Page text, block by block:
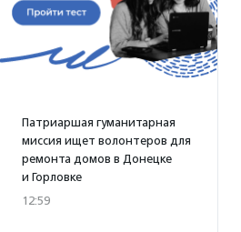
Патриаршая гуманитарная
миссия ищет волонтеров для
ремонта домов в Донецке
и Горловке
12:59